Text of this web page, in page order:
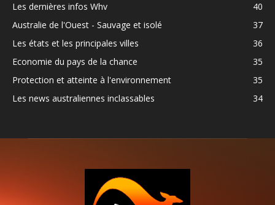
Les dernières infos Whv
40
Australie de l'Ouest - Sauvage et isolé
37
Les états et les principales villes
36
Economie du pays de la chance
35
Protection et atteinte à l'environnement
35
Les news australiennes inclassables
34